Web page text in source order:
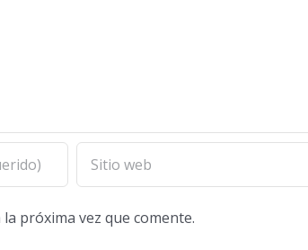
próxima vez que comente.